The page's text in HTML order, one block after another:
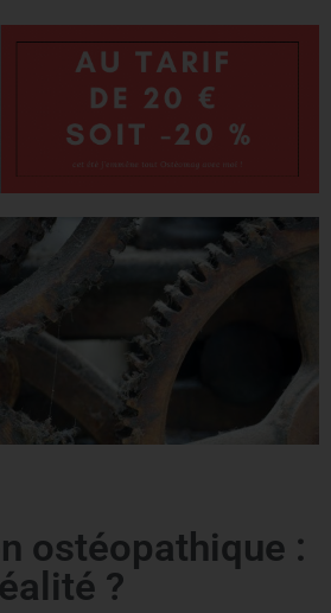
ostéopathique :
?